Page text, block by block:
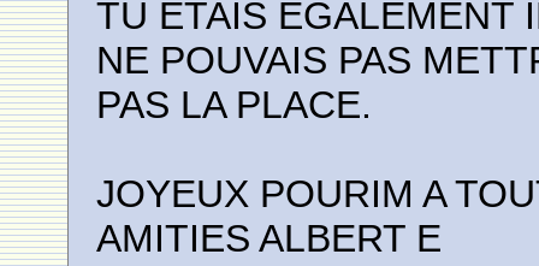
TU ETAIS EGALEMENT
NE POUVAIS PAS
PAS LA PLACE.
JOYEUX POURIM A
AMITIES ALBERT E